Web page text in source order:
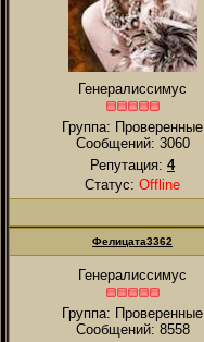
Генералиссимус
Группа: Проверенные
Сообщений: 3060
Репутация: 4
Статус: Offline
Фелицата3362
Генералиссимус
Группа: Проверенные
Сообщений: 8558